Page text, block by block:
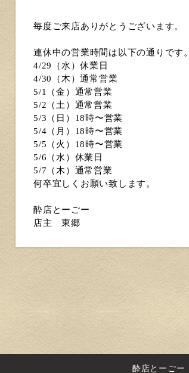
毎度ご来店ありがとうございます。
連休中の営業時間は以下の通りです。
4/29（水）休業日
4/30（木）通常営業
5/1（金）通常営業
5/2（土）通常営業
5/3（日）18時〜営業
5/4（月）18時〜営業
5/5（火）18時〜営業
5/6（水）休業日
5/7（木）通常営業
何卒宜しくお願い致します。
酔店とーごー
店主 東郷
酔店とーごー